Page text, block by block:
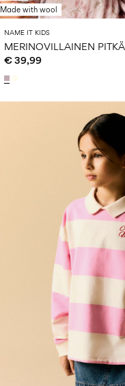
Made with wool
NAME IT KIDS
€ 39,99